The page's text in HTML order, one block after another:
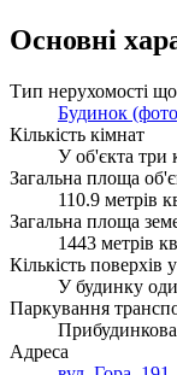
Основні
Тип нерухомості
Будинок
Кількість кімнат
У об'єкта три
Загальна площа
110.9 метрів
Загальна площа
1443 метрів
Кількість поверхів
У будинку
Паркування
Адреса